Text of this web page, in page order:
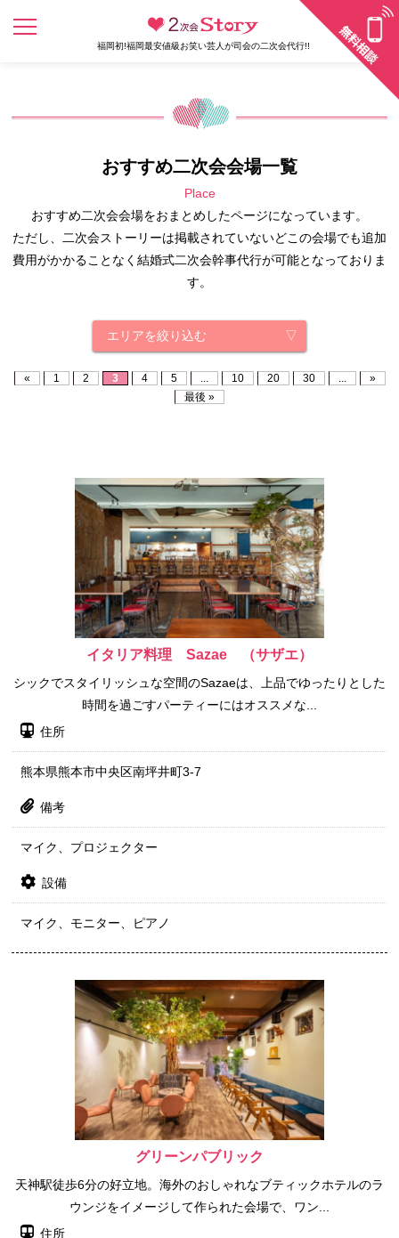
福岡初!福岡最安値級お笑い芸人が司会の二次会代行!!
おすすめ二次会会場一覧
Place
おすすめ二次会会場をおまとめしたページになっています。
ただし、二次会ストーリーは掲載されていないどこの会場でも追加
費用がかかることなく結婚式二次会幹事代行が可能となっておりま
す。
エリアを絞り込む
« 1 2 3 4 5 ... 10 20 30 ...
»
最後 »
イタリア料理 Sazae （サザエ）
シックでスタイリッシュな空間のSazaeは、上品でゆったりとした
時間を過ごすパーティーにはオススメな...
住所
熊本県熊本市中央区南坪井町3-7
備考
マイク、プロジェクター
設備
マイク、モニター、ピアノ
グリーンパブリック
天神駅徒歩6分の好立地。海外のおしゃれなブティックホテルのラ
ウンジをイメージして作られた会場で、ワン...
住所